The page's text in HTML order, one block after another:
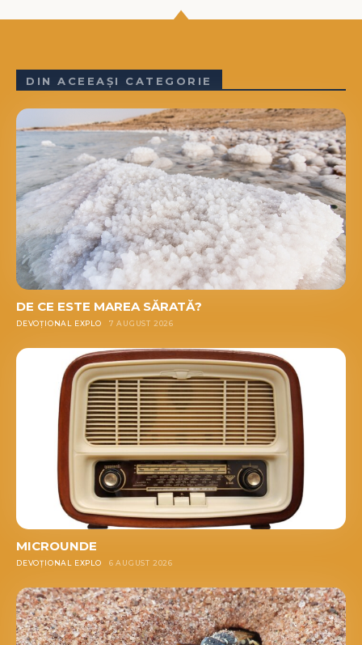
DIN ACEEAȘI CATEGORIE
DE CE ESTE MAREA SĂRATĂ?
DEVOȚIONAL EXPLO 7 AUGUST 2026
MICROUNDE
DEVOȚIONAL EXPLO 6 AUGUST 2026